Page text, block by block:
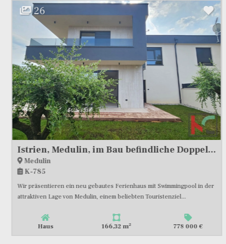
26
Istrien, Medulin, im Bau befindliche Doppelhaushälfte mit Pool und Garten, Garage, nahe dem Meer, #Verkauf
Medulin
K-785
Wir präsentieren ein neu gebautes Ferienhaus mit Swimmingpool in der
attraktiven Lage von Medulin, einem beliebten Touristenziel...
Haus 166,32 m2 778 000 €